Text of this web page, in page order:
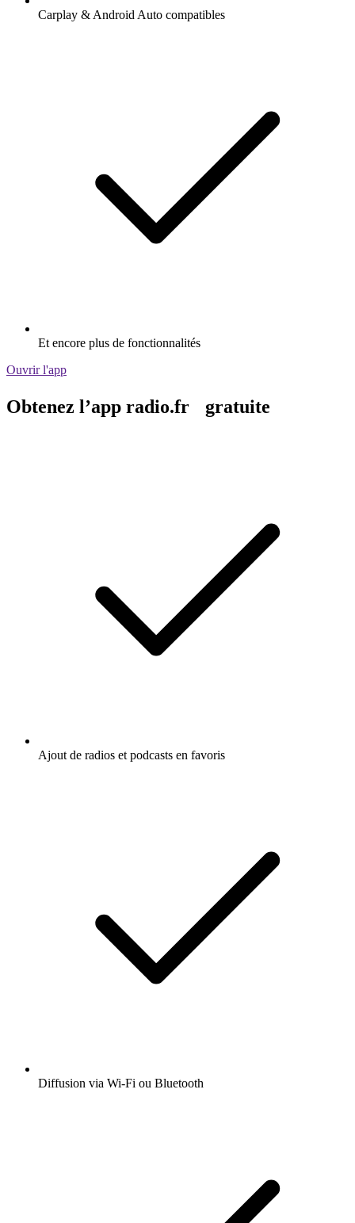
Carplay & Android Auto compatibles
Et encore plus de fonctionnalités
Ouvrir l'app
Obtenez l’app radio.fr gratuite
Ajout de radios et podcasts en favoris
Diffusion via Wi-Fi ou Bluetooth